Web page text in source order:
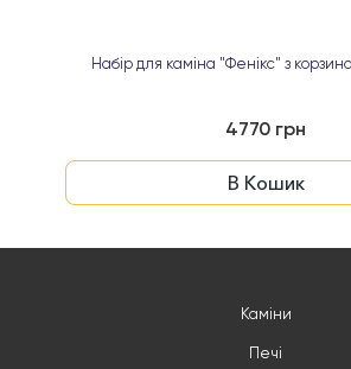
Набір для каміна "Фенікс" з
4770 грн
В Кошик
Каміни
Печі